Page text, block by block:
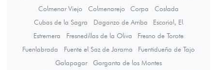
Colmenar Viejo
Colmenarejo Corpa
Coslada
Cubas de la Sagra
Daganzo de Arriba
Escorial, El
Estremera
Fresnedillas de la Oliva
Fresno de Torote
Fuenlabrada
Fuente el Saz de Jarama
Fuentidueña de Tajo
Galapagar
Garganta de los Montes